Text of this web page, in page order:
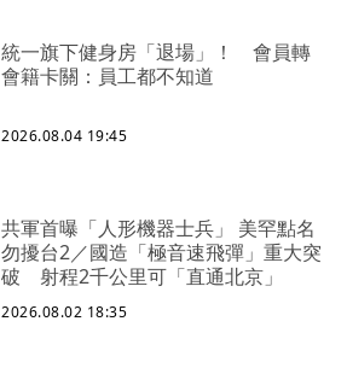
統一旗下健身房「退場」！ 會員轉
會籍卡關：員工都不知道
2026.08.04 19:45
共軍首曝「人形機器士兵」 美罕點名
勿擾台2／國造「極音速飛彈」重大突
破 射程2千公里可「直通北京」
2026.08.02 18:35